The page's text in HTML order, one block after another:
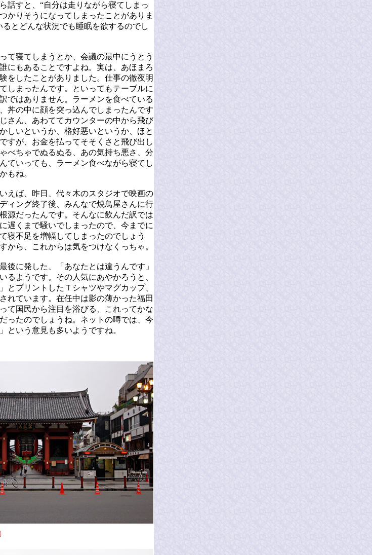
話すと、“自分は走りながら寝てしまっ
かりそうになってしまったことがありま
るとどんな状況でも睡眠を欲するのでし
て寝てしまうとか、会議の最中にうとう
にもあることですよね。実は、あほまろ
をしたことがありました。仕事の徹夜明
しまったんです。といってもテーブルに
ではありません。ラーメンを食べている
丼の中に顔を突っ込んでしまったんです
さん、あわててカウンターの中から飛び
しいというか、格好悪いというか、ほと
すが、お金を払ってそそくさと飛び出し
べちゃでぬるぬる、あの気持ち悪さ、分
ていっても、ラーメン食べながら寝てし
もね。
えば、昨日、代々木のスタジオで映画の
ィング終了後、みんなで焼鳥屋さんに行
源だったんです。そんなに飲んだ訳では
遅くまで騒いでしまったので、今までに
寝不足を増幅してしまったのでしょう
から、これからは気をつけなくっちゃ。
に発した、「あなたとは違うんです」
るようです。その人気にあやかろうと、
とプリントしたＴシャツやマグカップ、
れています。在任中は影の薄かった福田
て国民から注目を浴びる、これってかな
ったのでしょうね。ネットの噂では、今
という意見も多いようですね。